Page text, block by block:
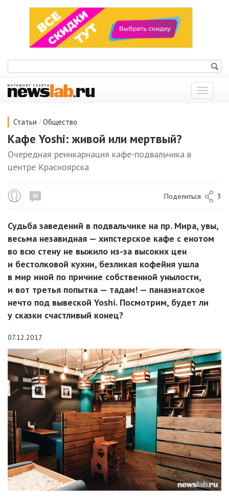
Показать
меню
Статьи / Общество
Кафе Yoshi: живой или мертвый?
Очередная реинкарнация кафе-подвальчика в
центре Красноярска
36 Поделиться 3
Судьба заведений в подвальчике на пр. Мира, увы,
весьма незавидная — хипстерское кафе с енотом
во всю стену не выжило из-за высоких цен
и бестолковой кухни, безликая кофейня ушла
в мир иной по причине собственной унылости,
и вот третья попытка — тадам! — паназиатское
нечто под вывеской Yoshi. Посмотрим, будет ли
у сказки счастливый конец?
07.12.2017